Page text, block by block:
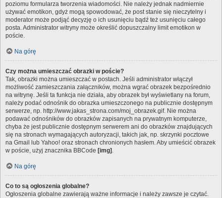
poziomu formularza tworzenia wiadomości. Nie należy jednak nadmiernie
używać emotikon, gdyż mogą spowodować, że post stanie się nieczytelny i
moderator może podjąć decyzję o ich usunięciu bądź też usunięciu całego
posta. Administrator witryny może określić dopuszczalny limit emotikon w
poście.
Na górę
Czy można umieszczać obrazki w poście?
Tak, obrazki można umieszczać w postach. Jeśli administrator włączył
możliwość zamieszczania załączników, można wgrać obrazek bezpośrednio
na witrynę. Jeśli ta funkcja nie działa, aby obrazek był wyświetlany na forum,
należy podać odnośnik do obrazka umieszczonego na publicznie dostępnym
serwerze, np. http://www.jakas_strona.com/moj_obrazek.gif. Nie można
podawać odnośników do obrazków zapisanych na prywatnym komputerze,
chyba że jest publicznie dostępnym serwerem ani do obrazków znajdujących
się na stronach wymagających autoryzacji, takich jak, np. skrzynki pocztowe
na Gmail lub Yahoo! oraz stronach chronionych hasłem. Aby umieścić obrazek
w poście, użyj znacznika BBCode [img] .
Na górę
Co to są ogłoszenia globalne?
Ogłoszenia globalne zawierają ważne informacje i należy zawsze je czytać.